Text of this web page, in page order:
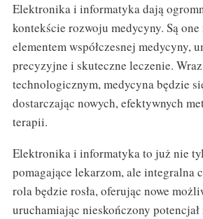
Elektronika i informatyka dają
kontekście rozwoju medycyny. Są
elementem współczesnej medycyny,
precyzyjne i skuteczne leczenie.
technologicznym, medycyna będzie
dostarczając nowych, efektywnych
terapii.
Elektronika i informatyka to już nie
pomagające lekarzom, ale integralna
rola będzie rosła, oferując nowe
uruchamiając nieskończony